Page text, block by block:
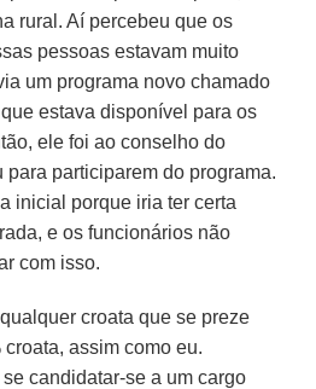
rural. Aí percebeu que os
pessoas estavam muito
um programa novo chamado
que estava disponível para os
ele foi ao conselho do
participarem do programa.
inicial porque iria ter certa
e os funcionários não
com isso.
croata que se preze
assim como eu.
candidatar-se a um cargo